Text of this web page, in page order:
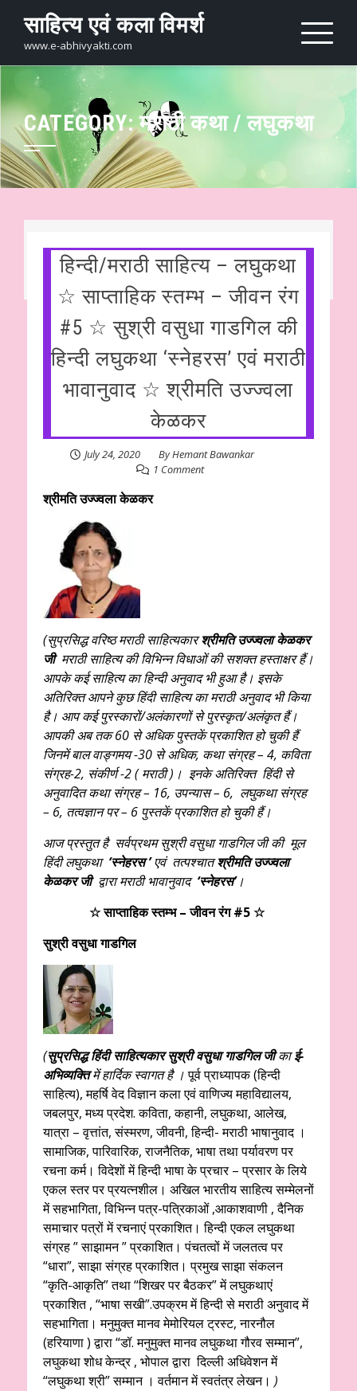
content
साहित्य एवं कला विमर्श
www.e-abhivyakti.com
CATEGORY:मराठी कथा / लघुकथा
हिन्दी/मराठी साहित्य – लघुकथा
☆ साप्ताहिक स्तम्भ – जीवन रंग
#5 ☆ सुश्री वसुधा गाडगिल की
हिन्दी लघुकथा ‘स्नेहरस’ एवं मराठी
भावानुवाद ☆ श्रीमति उज्ज्वला
केळकर
July 24, 2020 ByHemant Bawankar
1 Comment
श्रीमति उज्ज्वला केळकर
(सुप्रसिद्ध वरिष्ठ मराठीसाहित्यकारश्रीमति उज्ज्वला केळकर
जीमराठी साहित्य की विभिन्न विधाओं की सशक्त हस्ताक्षर हैं।
आपके कई साहित्य का हिन्दी अनुवाद भी हुआ है। इसके
अतिरिक्त आपने कुछ हिंदी साहित्य का मराठी अनुवाद भी किया
है। आप कई पुरस्कारों/अलंकारणों से पुरस्कृत/अलंकृत हैं।
आपकी अब तक 60 से अधिक पुस्तकें प्रकाशित हो चुकी हैं
जिनमें बाल वाङ्गमय -30 से अधिक, कथा संग्रह – 4, कविता
संग्रह-2, संकीर्ण -2 ( मराठी )। इनके अतिरिक्त हिंदी से
अनुवादित कथा संग्रह – 16, उपन्यास – 6, लघुकथा संग्रह
– 6, तत्वज्ञान पर – 6 पुस्तकें प्रकाशित हो चुकी हैं।
आज प्रस्तुत है सर्वप्रथम सुश्री वसुधा गाडगिल जी की मूल
हिंदी लघुकथा ‘स्नेहरस ’एवं तत्पश्चातश्रीमति उज्ज्वला
केळकर जीद्वारा मराठी भावानुवाद ‘स्नेहरस’।
☆ साप्ताहिक स्तम्भ – जीवन रंग #5 ☆
सुश्री वसुधा गाडगिल
(सुप्रसिद्ध हिंदी साहित्यकार सुश्री वसुधा गाडगिल जीकाई-
अभिव्यक्तिमें हार्दिक स्वागत है ।पूर्व प्राध्यापक (हिन्दी
साहित्य), महर्षि वेद विज्ञान कला एवं वाणिज्य महाविद्यालय,
जबलपुर, मध्य प्रदेश. कविता, कहानी, लघुकथा, आलेख,
यात्रा – वृत्तांत, संस्मरण, जीवनी, हिन्दी- मराठी भाषानुवाद ।
सामाजिक, पारिवारिक, राजनैतिक, भाषा तथा पर्यावरण पर
रचना कर्म। विदेशों में हिन्दी भाषा के प्रचार – प्रसार के लिये
एकल स्तर पर प्रयत्नशील। अखिल भारतीय साहित्य सम्मेलनों
में सहभागिता, विभिन्न पत्र-पत्रिकाओं ,आकाशवाणी , दैनिक
समाचार पत्रों में रचनाएं प्रकाशित। हिन्दी एकल लघुकथा
संग्रह ” साझामन ” प्रकाशित। पंचतत्वों में जलतत्व पर
“धारा”, साझा संग्रह प्रकाशित। प्रमुख साझा संकलन
“कृति-आकृति” तथा “शिखर पर बैठकर” में लघुकथाएं
प्रकाशित , “भाषा सखी”.उपक्रम में हिन्दी से मराठी अनुवाद में
सहभागिता। मनुमुक्त मानव मेमोरियल ट्रस्ट, नारनौल
(हरियाणा ) द्वारा “डॉ. मनुमुक्त मानव लघुकथा गौरव सम्मान”,
लघुकथा शोध केन्द्र , भोपाल द्वारा दिल्ली अधिवेशन में
“लघुकथा श्री” सम्मान । वर्तमान में स्वतंत्र लेखन। )